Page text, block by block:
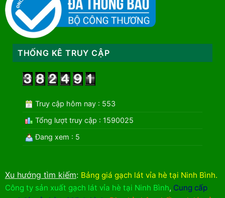
THỐNG KÊ TRUY CẬP
Truy cập hôm nay : 553
Tổng lượt truy cập : 1590025
Đang xem : 5
Xu hướng tìm kiếm: Bảng giá gạch lát vỉa hè tại Ninh Bình.
Công ty sản xuất gạch lát vỉa hè tại Ninh Bình, Cung cấp